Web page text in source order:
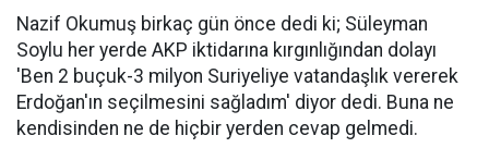
Nazif Okumuş birkaç gün önce dedi ki; Süleyman
Soylu her yerde AKP iktidarına kırgınlığından dolayı
'Ben 2 buçuk-3 milyon Suriyeliye vatandaşlık vererek
Erdoğan'ın seçilmesini sağladım' diyor dedi. Buna ne
kendisinden ne de hiçbir yerden cevap gelmedi.